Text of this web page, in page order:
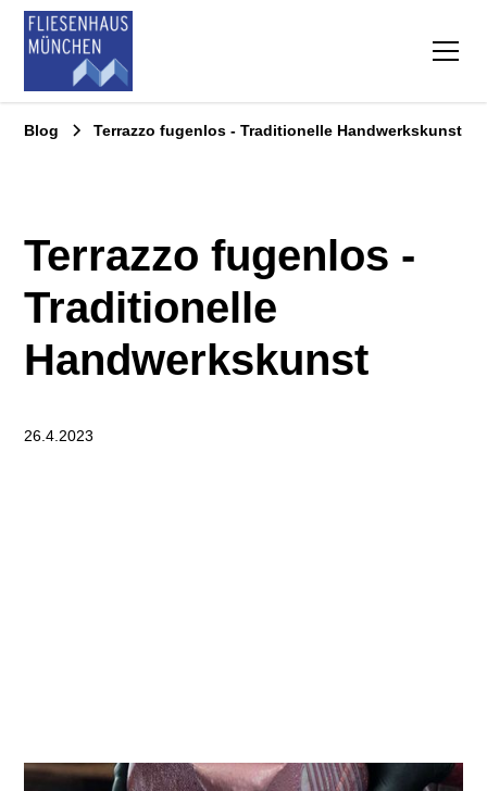
Blog Terrazzo fugenlos - Traditionelle Handwerkskunst
Terrazzo fugenlos -
Traditionelle
Handwerkskunst
26.4.2023